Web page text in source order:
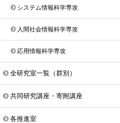
システム情報科学専攻
人間社会情報科学専攻
応用情報科学専攻
全研究室一覧（群別）
共同研究講座・寄附講座
各推進室